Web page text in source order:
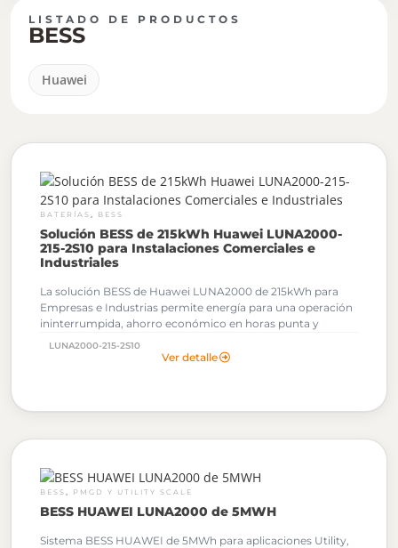
LISTADO DE PRODUCTOS
BESS
Huawei
BATERÍAS BESS
Solución BESS de 215kWh Huawei LUNA2000-
215-2S10 para Instalaciones Comerciales e
Industriales
La solución BESS de Huawei LUNA2000 de 215kWh para
Empresas e Industrias permite energía para una operación
ininterrumpida, ahorro económico en horas punta y
con o sin red eléctrica, lo que aumenta su versatilidad en
LUNA2000-215-2S10
Ver detalle
BESS PMGD Y UTILITY SCALE
BESS HUAWEI LUNA2000 de 5MWH
Sistema BESS HUAWEI de 5MWh para aplicaciones Utility,